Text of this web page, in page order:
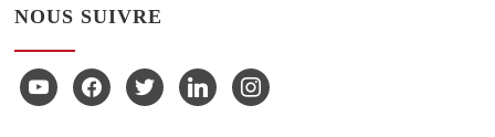
NOUS SUIVRE
youtubefacebooktwitter linkedin instagram